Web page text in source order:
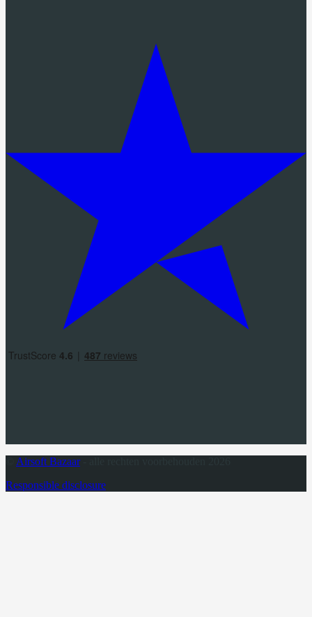
Airsoft Bazaar- alle rechten voorbehouden 2026
Responsible disclosure